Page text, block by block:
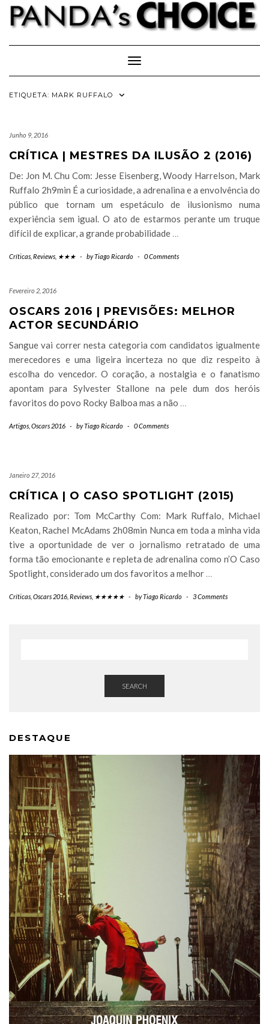
Skip
content
Toggle Navigation
ETIQUETA: MARK RUFFALO
Junho 9, 2016
CRÍTICA | MESTRES DA ILUSÃO 2 (2016)
De: Jon M. Chu Com: Jesse Eisenberg, Woody Harrelson, Mark
Ruffalo 2h9min É a curiosidade, a adrenalina e a envolvência do
público que tornam um espetáculo de ilusionismo numa
experiência sem igual. O ato de estarmos perante um truque
difícil de explicar, a grande probabilidade …
Críticas Reviews ★★★ - byTiago Ricardo - 0 Comments
Fevereiro 2, 2016
OSCARS 2016 | PREVISÕES: MELHOR
ACTOR SECUNDÁRIO
Sangue vai correr nesta categoria com candidatos igualmente
merecedores e uma ligeira incerteza no que diz respeito à
escolha do vencedor. O coração, a nostalgia e o fanatismo
apontam para Sylvester Stallone na pele dum dos heróis
favoritos do povo Rocky Balboa mas a não …
Artigos Oscars 2016 - byTiago Ricardo - 0 Comments
Janeiro 27, 2016
CRÍTICA | O CASO SPOTLIGHT (2015)
Realizado por: Tom McCarthy Com: Mark Ruffalo, Michael
Keaton, Rachel McAdams 2h08min Nunca em toda a minha vida
tive a oportunidade de ver o jornalismo retratado de uma
forma tão emocionante e repleta de adrenalina como n’O Caso
Spotlight, considerado um dos favoritos a melhor …
Críticas Oscars 2016 Reviews ★★★★★ - byTiago Ricardo - 3 Comments
SEARCH
DESTAQUE